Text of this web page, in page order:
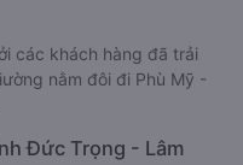
các khách hàng đã trải
nằm đôi đi Phù Mỹ -
Đức Trọng - Lâm